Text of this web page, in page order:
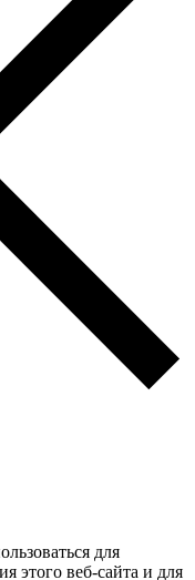
для
этого веб-сайта и для